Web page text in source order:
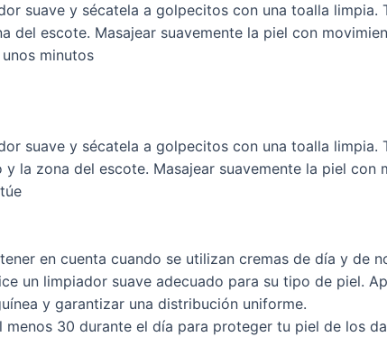
suave y sécatela a golpecitos con una toalla limpia.
del escote. Masajear suavemente la piel con
minutos
suave y sécatela a golpecitos con una toalla limpia.
la zona del escote. Masajear suavemente la piel con
en cuenta cuando se utilizan cremas de día y de
un limpiador suave adecuado para su tipo de piel.
y garantizar una distribución uniforme.
30 durante el día para proteger tu piel de los